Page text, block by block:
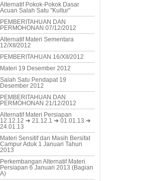
Alternatif Pokok-Pokok Dasar
Acuan Salah Satu "Kultur"
PEMBERITAHUAN DAN
PERMOHONAN 07/12/2012
Alternatif Materi Sementara
12/XII/2012
PEMBERITAHUAN 16/XII/2012
Materi 19 Desember 2012
Salah Satu Pendapat 19
Desember 2012
PEMBERITAHUAN DAN
PERMOHONAN 21/12/2012
Alternatif Materi Persiapan
12.12.12 ➜ 21.12.1 ➜ 01.01.13 ➜
24.01.13
Materi Sensitif dan Masih Bersifat
Campur Aduk 1 Januari Tahun
2013
Perkembangan Alternatif Materi
Persiapan 6 Januari 2013 (Bagian
A)